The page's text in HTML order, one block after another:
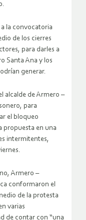
la convocatoria
de los cierres
para darles a
Santa Ana y los
generar.
alcalde de Armero –
para
el bloqueo
propuesta en una
intermitentes,
Armero –
conformaron el
de la protesta
varias
de contar con “una